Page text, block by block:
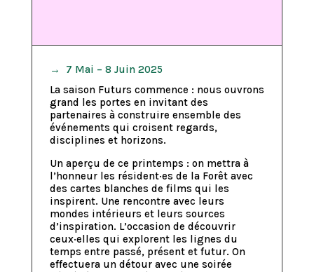
→ 7 Mai – 8 Juin 2025
La saison Futurs commence : nous ouvrons
grand les portes en invitant des
partenaires à construire ensemble des
événements qui croisent regards,
disciplines et horizons.
Un aperçu de ce printemps : on mettra à
l’honneur les résident·es de la Forêt avec
des cartes blanches de films qui les
inspirent. Une rencontre avec leurs
mondes intérieurs et leurs sources
d’inspiration. L’occasion de découvrir
ceux·elles qui explorent les lignes du
temps entre passé, présent et futur. On
effectuera un détour avec une soirée